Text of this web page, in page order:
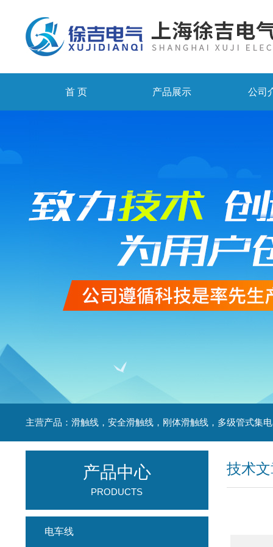
首 页 产品展示 公司
技术
产品中心
PRODUCTS
电车线